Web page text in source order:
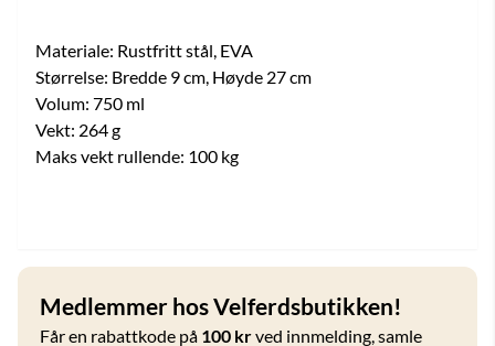
Materiale: Rustfritt stål, EVA
Størrelse: Bredde 9 cm, Høyde 27 cm
Volum: 750 ml
Vekt: 264 g
Maks vekt rullende: 100 kg
Medlemmer hos Velferdsbutikken!
Får en rabattkode på 100 krved innmelding, samle